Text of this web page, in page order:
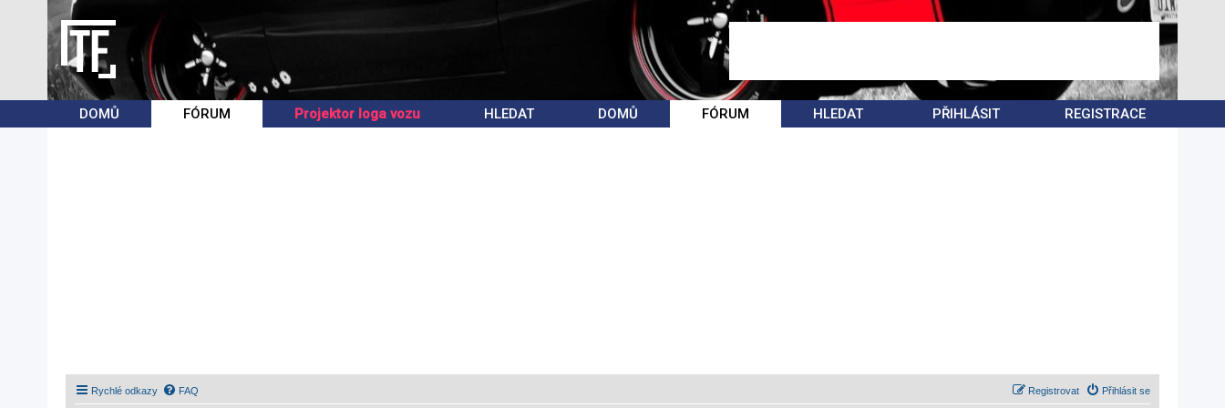
DOMŮ FÓRUM Projektor loga vozu HLEDAT DOMŮ FÓRUM HLEDAT PŘIHLÁSIT REGISTRACE
Rychlé odkazy FAQ Přihlásit se
Registrovat